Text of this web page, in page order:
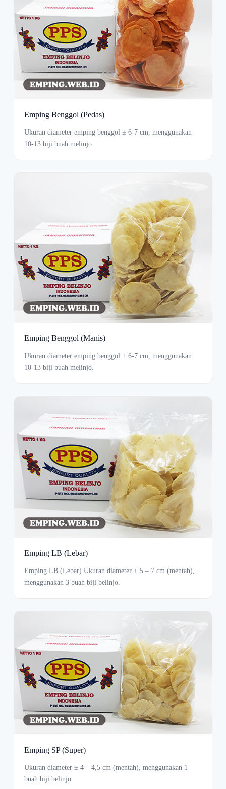
Emping Benggol (Pedas)
Ukuran diameter emping benggol ± 6-7 cm, menggunakan
10-13 biji buah melinjo.
Emping Benggol (Manis)
Ukuran diameter emping benggol ± 6-7 cm, menggunakan
10-13 biji buah melinjo.
Emping LB (Lebar)
Emping LB (Lebar) Ukuran diameter ± 5 – 7 cm (mentah),
menggunakan 3 buah biji belinjo.
Emping SP (Super)
Ukuran diameter ± 4 – 4,5 cm (mentah), menggunakan 1
buah biji belinjo.